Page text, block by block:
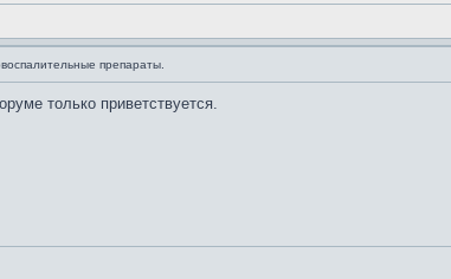
препараты.
только приветствуется.